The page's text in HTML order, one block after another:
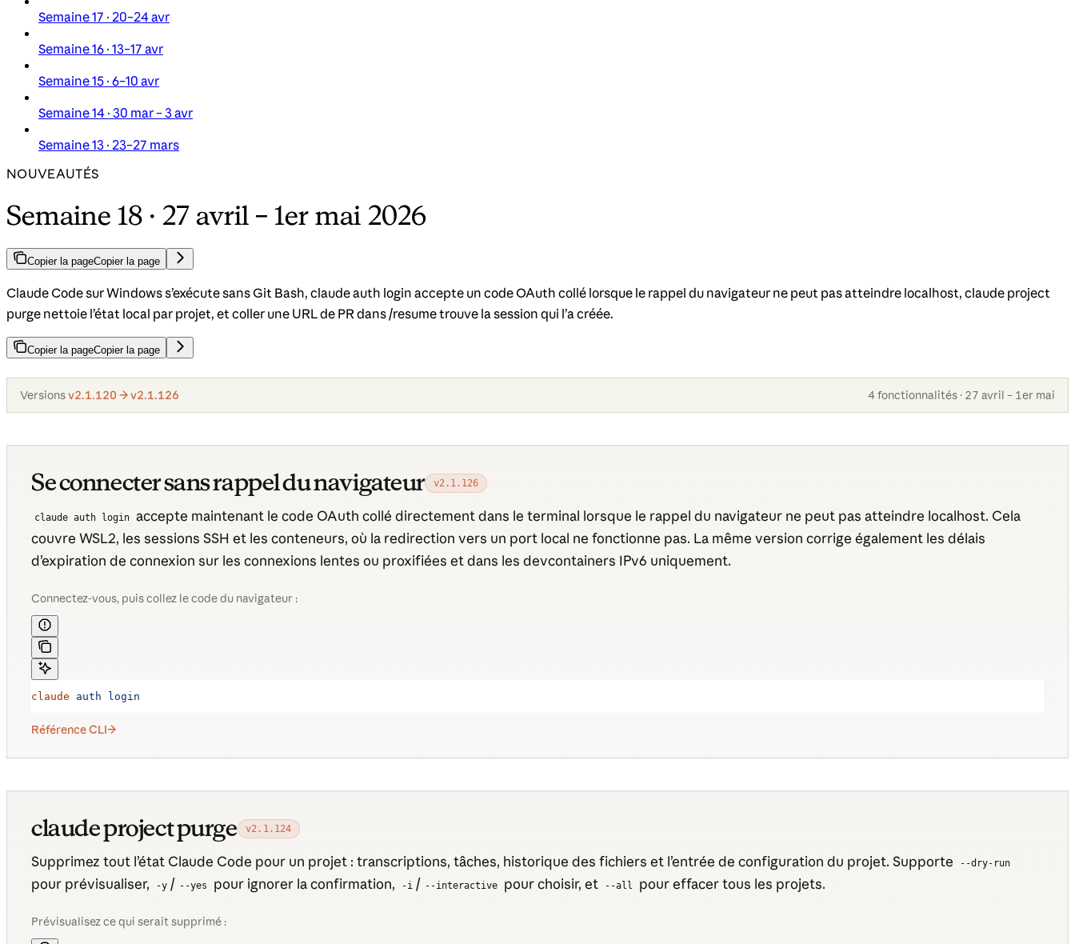
Semaine 17 · 20–24 avr
Semaine 16 · 13–17 avr
Semaine 15 · 6–10 avr
Semaine 14 · 30 mar – 3 avr
Semaine 13 · 23–27 mars
NOUVEAUTÉS
Semaine 18 · 27 avril – 1er mai 2026
Copier la pageCopier la page
Claude Code sur Windows s’exécute sans Git Bash, claude auth login accepte un code OAuth collé lorsque le rappel du navigateur ne peut pas atteindre localhost, claude project
purge nettoie l’état local par projet, et coller une URL de PR dans /resume trouve la session qui l’a créée.
Copier la pageCopier la page
Versionsv2.1.120 → v2.1.126 4 fonctionnalités · 27 avril – 1er mai
Se connecter sans rappel du navigateur v2.1.126
claude auth login accepte maintenant le code OAuth collé directement dans le terminal lorsque le rappel du navigateur ne peut pas atteindre localhost. Cela
couvre WSL2, les sessions SSH et les conteneurs, où la redirection vers un port local ne fonctionne pas. La même version corrige également les délais
d’expiration de connexion sur les connexions lentes ou proxifiées et dans les devcontainers IPv6 uniquement.
Connectez-vous, puis collez le code du navigateur :
claude auth login
Référence CLI
claude project purge v2.1.124
Supprimez tout l’état Claude Code pour un projet : transcriptions, tâches, historique des fichiers et l’entrée de configuration du projet. Supporte --dry-run
pour prévisualiser, -y / --yes pour ignorer la confirmation, -i / --interactive pour choisir, et --all pour effacer tous les projets.
Prévisualisez ce qui serait supprimé :